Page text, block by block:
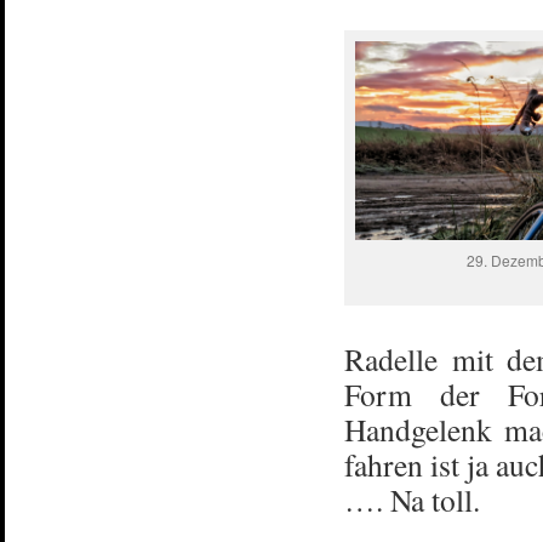
29.
Radelle mit
Form der
Handgelenk
fahren ist ja
…. Na toll.